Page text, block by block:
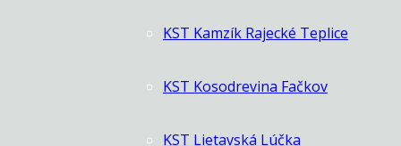
KST Kamzík Rajecké Teplice
KST Kosodrevina Fačkov
KST Lietavská Lúčka